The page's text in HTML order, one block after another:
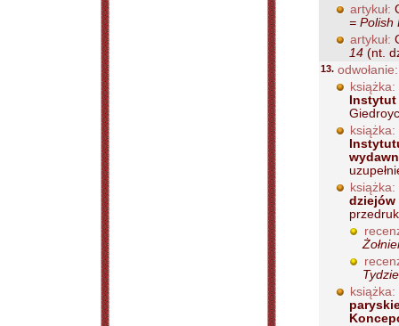
artykuł:
= Polish
artykuł:
14 (nt.
13. odwołanie:
książka:
książka:
książka:
dziejów
książka: